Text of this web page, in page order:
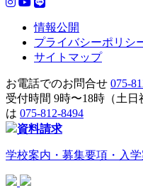
情報公開
プライバシーポリシ
サイトマップ
お電話でのお問合せ 075-
受付時間 9時〜18時（土日
は 075-812-8494
資料請求
学校案内・募集要項・入